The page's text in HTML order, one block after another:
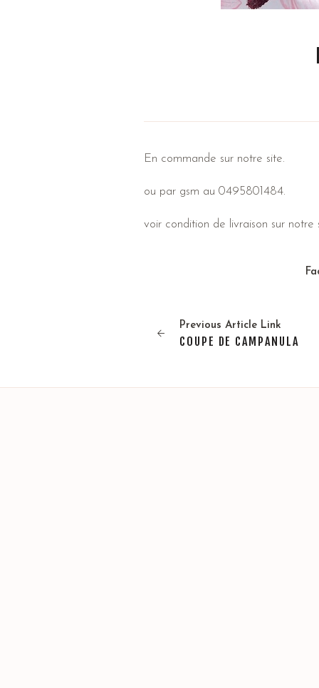
En commande sur notre site.
ou par gsm au 0495801484.
voir condition de livraison sur notre
Previous Article Link
COUPE DE CAMPANULA